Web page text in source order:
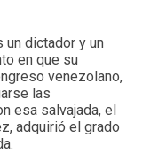
un dictador y un
en que su
venezolano,
las
esa salvajada, el
adquirió el grado